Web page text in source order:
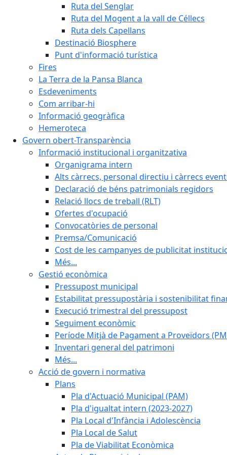
Ruta del Senglar
Ruta del Mogent a la vall de Céllecs
Ruta dels Capellans
Destinació Biosphere
Punt d'informació turística
Fires
La Terra de la Pansa Blanca
Esdeveniments
Com arribar-hi
Informació geogràfica
Hemeroteca
Govern obert-Transparència
Informació institucional i organitzativa
Organigrama intern
Alts càrrecs, personal directiu i càrrecs
Declaració de béns patrimonials regidors
Relació llocs de treball (RLT)
Ofertes d'ocupació
Convocatòries de personal
Premsa/Comunicació
Cost de les campanyes de publicitat
Més...
Gestió econòmica
Pressupost municipal
Estabilitat pressupostària i sostenibilitat
Execució trimestral del pressupost
Seguiment econòmic
Període Mitjà de Pagament a Proveïdors
Inventari general del patrimoni
Més...
Acció de govern i normativa
Plans
Pla d'Actuació Municipal (PAM)
Pla d'igualtat intern (2023-2027)
Pla Local d'Infància i Adolescència
Pla Local de Salut
Pla de Viabilitat Econòmica